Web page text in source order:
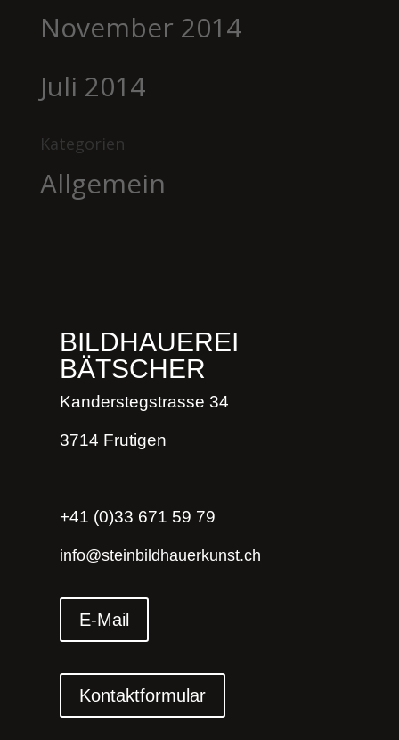
November 2014
Juli 2014
Kategorien
Allgemein
BILDHAUEREI
BÄTSCHER
Kanderstegstrasse 34
3714 Frutigen
+41 (0)33 671 59 79
info@steinbildhauerkunst.ch
E-Mail
Kontaktformular